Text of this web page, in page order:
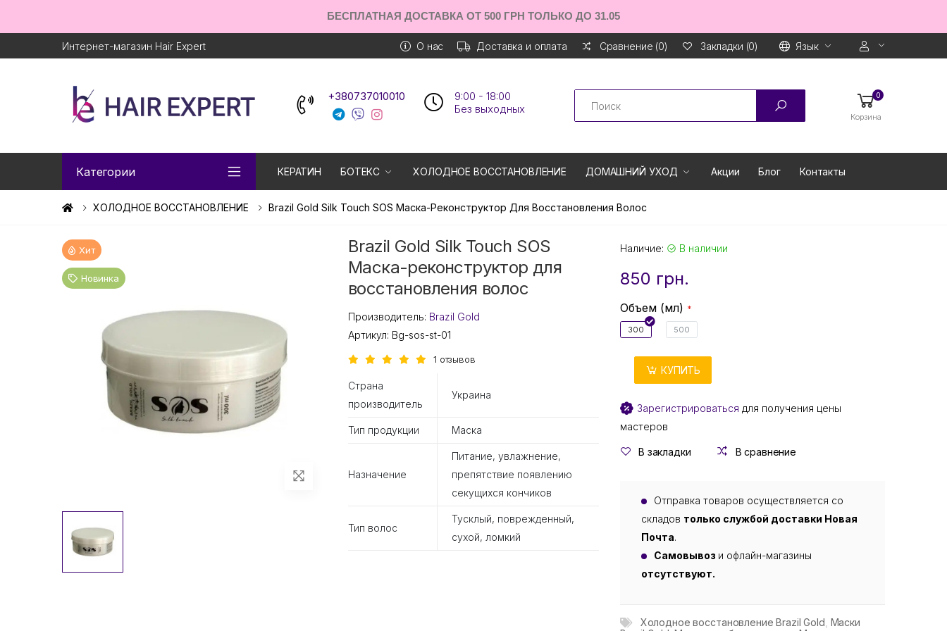
БЕСПЛАТНАЯ ДОСТАВКА ОТ 500 ГРН ТОЛЬКО ДО 31.05
Интернет-магазин Hair Expert О нас Доставка и оплата Сравнение (0) Закладки (0) Язык
+380737010010
9:00 - 18:00
Без выходных
Search 0
Корзина
Категории КЕРАТИН БОТЕКС ХОЛОДНОЕ ВОССТАНОВЛЕНИЕ ДОМАШНИЙ УХОД Акции Блог Контакты
ХОЛОДНОЕ ВОССТАНОВЛЕНИЕ Brazil Gold Silk Touch SOS Маска-Реконструктор Для Восстановления Волос
Хит
Новинка
Brazil Gold Silk Touch SOS
Маска-реконструктор для
восстановления волос
Производитель: Brazil Gold
Артикул: Bg-sos-st-01
1 отзывов
Страна
производитель
Украина
Тип продукции Маска
Назначение
Питание, увлажнение,
препятствие появлению
секущихся кончиков
Тип волос
Тусклый, поврежденный,
сухой, ломкий
Наличие: В наличии
850 грн.
Объем (мл)
300 500
КУПИТЬ
Зарегистрироваться для получения цены
мастеров
В закладки В сравнение
Отправка товаров осуществляется со
складов только службой доставки Новая
Почта.
Самовывоз и офлайн-магазины
отсутствуют.
Холодное восстановление Brazil Gold Маски